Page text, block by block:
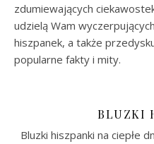
zdumiewających
udzielą Wam
hiszpanek, a także
popularne fakty i mity.
BLUZKI
Bluzki hiszpanki na ciepłe